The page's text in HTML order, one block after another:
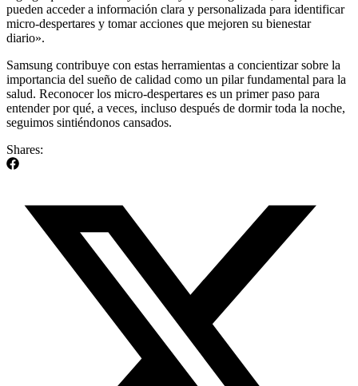
pueden acceder a información clara y personalizada para identificar
micro-despertares y tomar acciones que mejoren su bienestar
diario».
Samsung contribuye con estas herramientas a concientizar sobre la
importancia del sueño de calidad como un pilar fundamental para la
salud. Reconocer los micro-despertares es un primer paso para
entender por qué, a veces, incluso después de dormir toda la noche,
seguimos sintiéndonos cansados.
Shares: